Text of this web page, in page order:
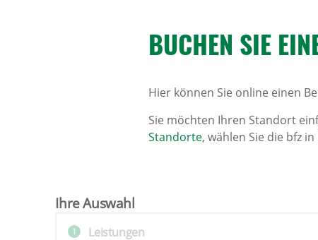
BUCHEN SIE
Hier können Sie online einen
Sie möchten Ihren Standort
Standorte, wählen Sie die bfz